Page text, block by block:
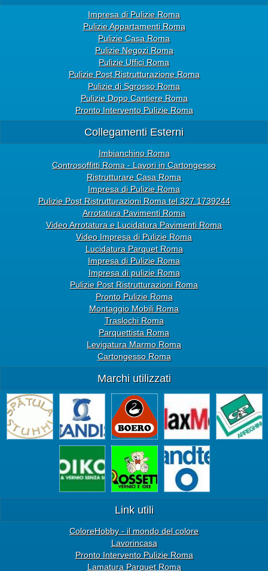
Impresa di Pulizie Roma
Pulizie Appartamenti Roma
Pulizie Casa Roma
Pulizie Negozi Roma
Pulizie Uffici Roma
Pulizie Post Ristrutturazione Roma
Pulizie di Sgrosso Roma
Pulizie Dopo Cantiere Roma
Pronto Intervento Pulizie Roma
Collegamenti Esterni
Imbianchino Roma
Controsoffitti Roma - Lavori in Cartongesso
Ristrutturare Casa Roma
Impresa di Pulizie Roma
Pulizie Post Ristrutturazioni Roma tel 327.1739244
Arrotatura Pavimenti Roma
Video Arrotatura e Lucidatura Pavimenti Roma
Video Impresa di Pulizie Roma
Lucidatura Parquet Roma
Impresa di Pulizie Roma
Impresa di pulizie Roma
Pulizie Post Ristrutturazioni Roma
Pronto Pulizie Roma
Montaggio Mobili Roma
Traslochi Roma
Parquettista Roma
Levigatura Marmo Roma
Cartongesso Roma
Marchi utilizzati
Link utili
ColoreHobby - il mondo del colore
Lavorincasa
Pronto Intervento Pulizie Roma
Lamatura Parquet Roma